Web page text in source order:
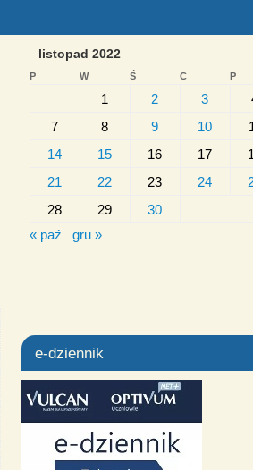
listopad 2022
P W Ś C P
1 2 3
7
8 9 10
14
15 16 17
21
22 23 24
28
29
30
« paź
gru »
e-dziennik